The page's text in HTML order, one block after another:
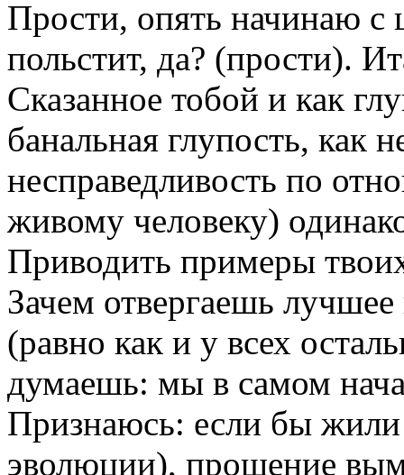
Прости, опять начинаю с
польстит, да? (прости).
Сказанное тобой и как
банальная глупость, как
несправедливость по
живому человеку)
Приводить примеры
Зачем отвергаешь
(равно как и у всех
думаешь: мы в самом
Признаюсь: если бы жили
эволюции), прощение